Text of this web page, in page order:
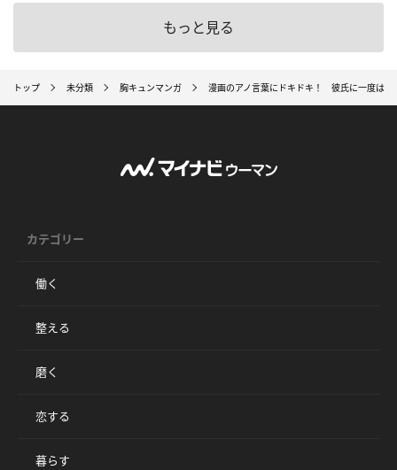
もっと見る
トップ 未分類 胸キュンマンガ 漫画のアノ言葉にドキドキ！ 彼氏に一度は言
カテゴリー
働く
整える
磨く
恋する
暮らす